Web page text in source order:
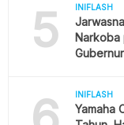
5 INIFLASH
Narkoba
INIFLASH
Yamaha